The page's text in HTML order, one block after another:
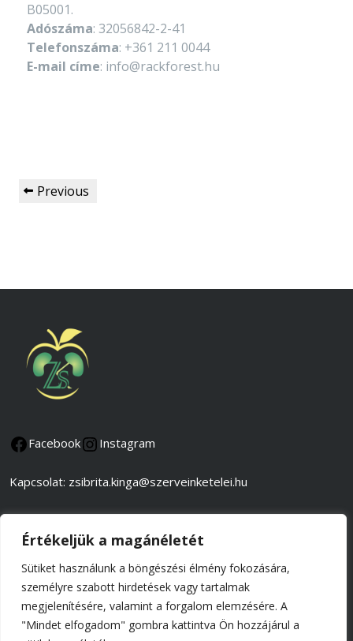
Értékeljük a magánéletét
Sütiket használunk a böngészési élmény fokozására,
személyre szabott hirdetések vagy tartalmak
megjelenítésére, valamint a forgalom elemzésére. A
"Mindet elfogadom" gombra kattintva Ön hozzájárul a
B05001.
Adószáma: 32056842-2-41
Telefonszáma: +361 211 0044
E-mail címe: info@rackforest.hu
Previous
Facebook Instagram
Kapcsolat: zsibrita.kinga@szerveinketelei.hu
Adatkezelési és adatvédelmi tájékoztató
Általános szerződési feltételek
Impresszum
© 2026 Tel-Batab Kft.,